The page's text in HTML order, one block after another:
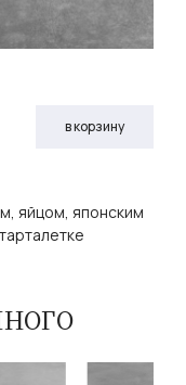
в корзину
яйцом, японским